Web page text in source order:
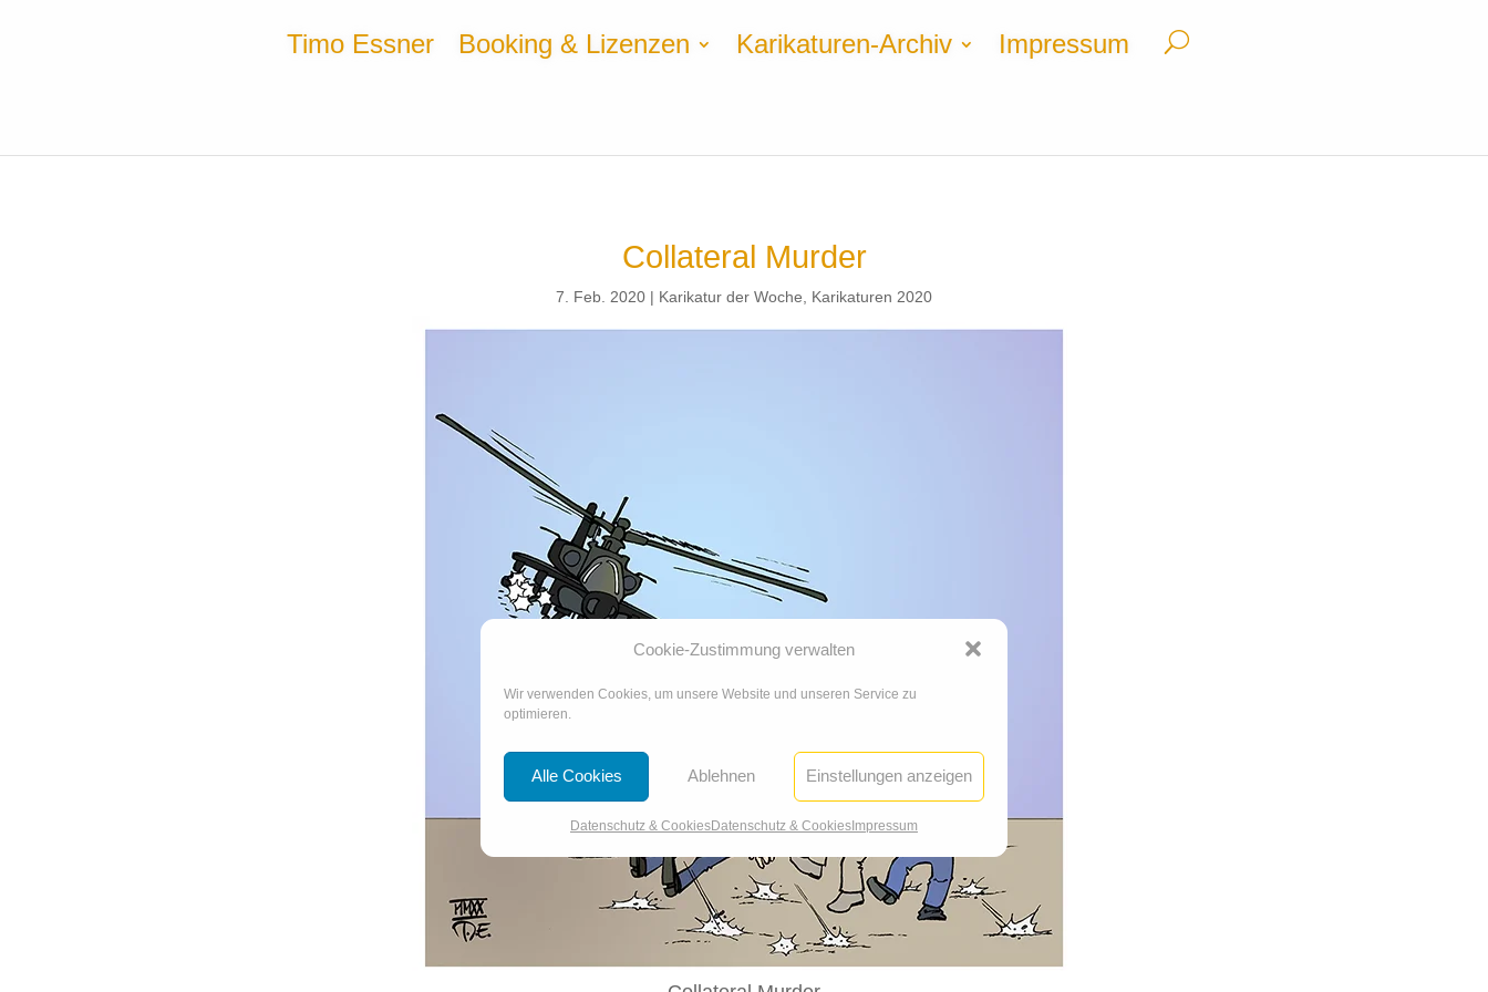
Cookie-Zustimmung verwalten
Wir verwenden Cookies, um unsere Website und unseren Service zu
optimieren.
Alle Cookies Ablehnen Einstellungen anzeigen
Datenschutz & CookiesDatenschutz & CookiesImpressum
Timo Essner Booking & Lizenzen Karikaturen-Archiv Impressum
Collateral Murder
7. Feb. 2020 Karikatur der Woche, Karikaturen 2020